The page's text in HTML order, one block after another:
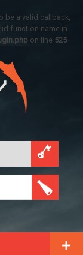
be a valid callback,
function name in
on line 525